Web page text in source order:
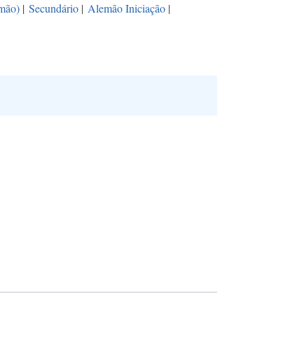
| Secundário | Alemão Iniciação |